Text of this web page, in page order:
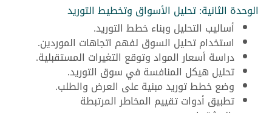
الوحدة الثانية: تحليل الأسواق وتخطيط التوريد
أساليب التحليل وبناء خطط التوريد.
استخدام تحليل السوق لفهم اتجاهات الموردين.
دراسة أسعار المواد وتوقع التغيرات المستقبلية.
تحليل هيكل المنافسة في سوق التوريد.
وضع خطط توريد مبنية على العرض والطلب.
تطبيق أدوات تقييم المخاطر المرتبطة